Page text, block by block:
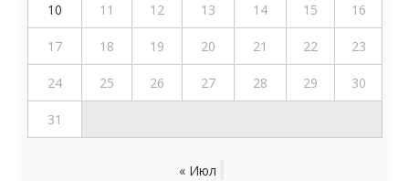
10 11 12 13 14 15 16
17 18 19 20 21 22 23
24 25 26 27 28 29 30
31
« Июл